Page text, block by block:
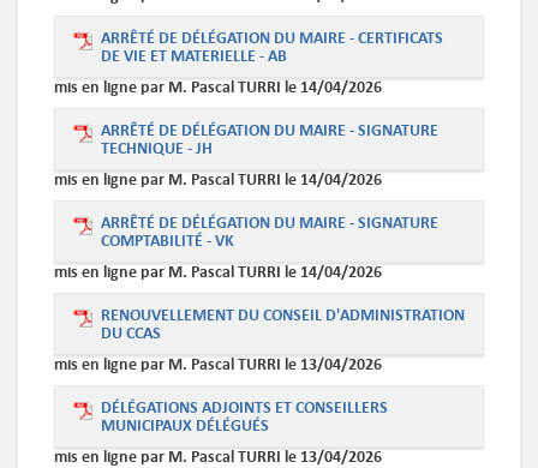
ARRÊTÉ DE DÉLÉGATION DU MAIRE - CERTIFICATS
DE VIE ET MATERIELLE - AB
mis en ligne par M. Pascal TURRI le 14/04/2026
ARRÊTÉ DE DÉLÉGATION DU MAIRE - SIGNATURE
TECHNIQUE - JH
mis en ligne par M. Pascal TURRI le 14/04/2026
ARRÊTÉ DE DÉLÉGATION DU MAIRE - SIGNATURE
COMPTABILITÉ - VK
mis en ligne par M. Pascal TURRI le 14/04/2026
RENOUVELLEMENT DU CONSEIL D'ADMINISTRATION
DU CCAS
mis en ligne par M. Pascal TURRI le 13/04/2026
DÉLÉGATIONS ADJOINTS ET CONSEILLERS
MUNICIPAUX DÉLÉGUÉS
mis en ligne par M. Pascal TURRI le 13/04/2026